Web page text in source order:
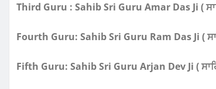
Third Guru : Sahib Sri Guru Amar Das Ji (
Fourth Guru: Sahib Sri Guru Ram Das Ji (
Fifth Guru: Sahib Sri Guru Arjan Dev Ji (